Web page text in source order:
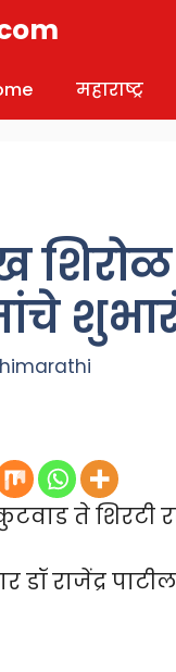
महाराष्ट्र
ते शिरटी
डॉ राजेंद्र